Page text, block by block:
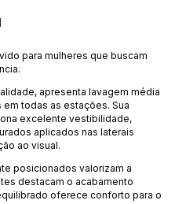
para mulheres que buscam
apresenta lavagem média
todas as estações. Sua
excelente vestibilidade,
aplicados nas laterais
ao visual.
posicionados valorizam a
destacam o acabamento
oferece conforto para o